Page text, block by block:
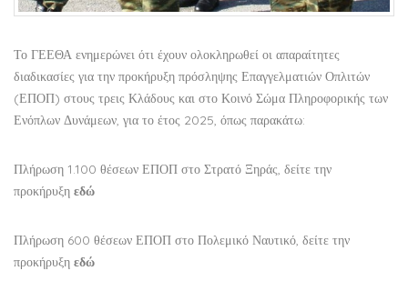
Το ΓΕΕΘΑ ενημερώνει ότι έχουν ολοκληρωθεί οι απαραίτητες
διαδικασίες για την προκήρυξη πρόσληψης Επαγγελματιών Οπλιτών
(ΕΠΟΠ) στους τρεις Κλάδους και στο Κοινό Σώμα Πληροφορικής των
Ενόπλων Δυνάμεων, για το έτος 2025, όπως παρακάτω:
Πλήρωση 1.100 θέσεων ΕΠΟΠ στο Στρατό Ξηράς, δείτε την
προκήρυξη εδώ
Πλήρωση 600 θέσεων ΕΠΟΠ στο Πολεμικό Ναυτικό, δείτε την
προκήρυξη εδώ